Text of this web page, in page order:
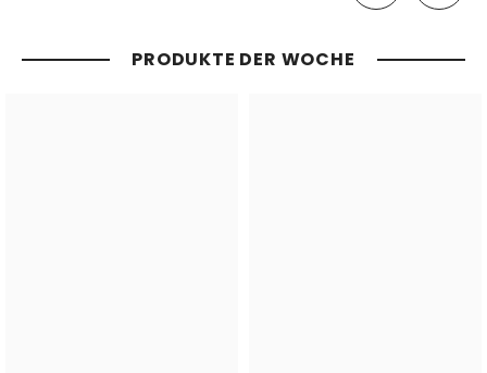
PRODUKTE DER WOCHE